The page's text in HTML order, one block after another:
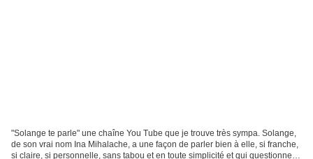
"Solange te parle" une chaîne You Tube que je trouve très sympa. Solange,
de son vrai nom Ina Mihalache, a une façon de parler bien à elle, si franche,
si claire, si personnelle, sans tabou et en toute simplicité et qui questionne